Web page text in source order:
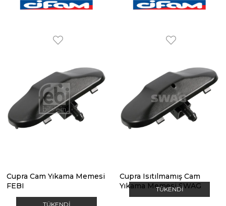
TÜKENDI
Cupra Cam Yıkama Memesi
FEBI
TÜKENDI
Cupra Isıtılmamış Cam
Yıkama Memesi SWAG